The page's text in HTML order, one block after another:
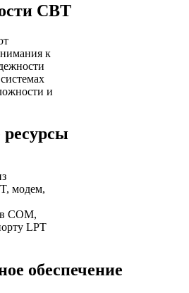
СВТ
к
и
модем,
СОМ,
LPT
обеспечение